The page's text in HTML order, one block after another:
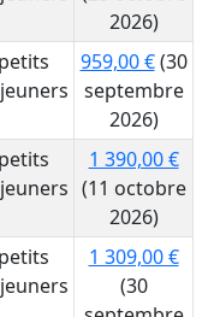
2026)
petits
959,00 €(30
septembre
2026)
petits
1 390,00 €
(11 octobre
2026)
petits
1 309,00 €
(30